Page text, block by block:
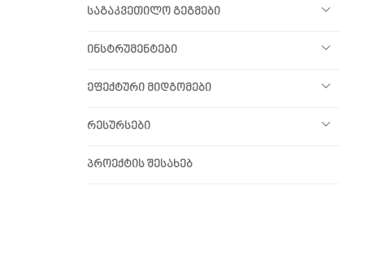
საგაკვეთილო გეგმები
ინსტრუმენტები
ეფექტური მიდგომები
რესურსები
პროექტის შესახებ